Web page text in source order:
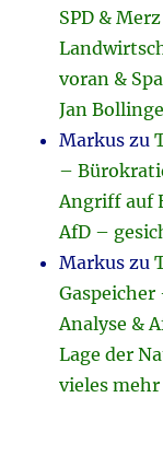
SPD &
voran &
Jan
Markus zu
–
Angriff auf
AfD –
Markus zu
Analyse &
Lage der
vieles mehr